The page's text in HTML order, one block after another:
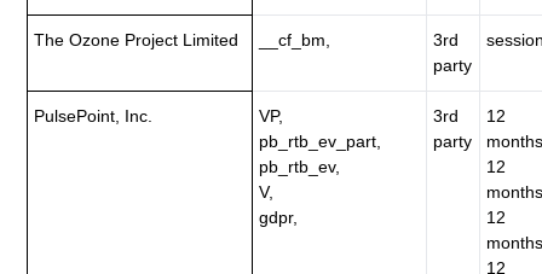
The Ozone Project Limited __cf_bm,
3rd
party
PulsePoint, Inc.
VP,
pb_rtb_ev_part,
pb_rtb_ev,
V,
gdpr,
3rd
party
12
12
12
12